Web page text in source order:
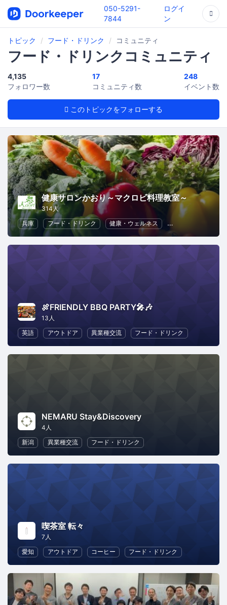
050-5291-
7844
ログイ
ン
トピック フード・ドリンク コミュニティ
フード・ドリンクコミュニティ
このトピックをフォローする
4,135
フォロワー数
17
コミュニティ数
248
イベント数
健康サロンかおり～マクロビ料理教室～
314人
兵庫
フード・ドリンク 健康・ウェルネス ヘルスケア
🍖FRIENDLY BBQ PARTY🎤🎶
13人
英語
アウトドア 異業種交流 フード・ドリンク
NEMARU Stay&Discovery
4人
新潟
異業種交流 フード・ドリンク
喫茶室 転々
7人
愛知
アウトドア コーヒー フード・ドリンク